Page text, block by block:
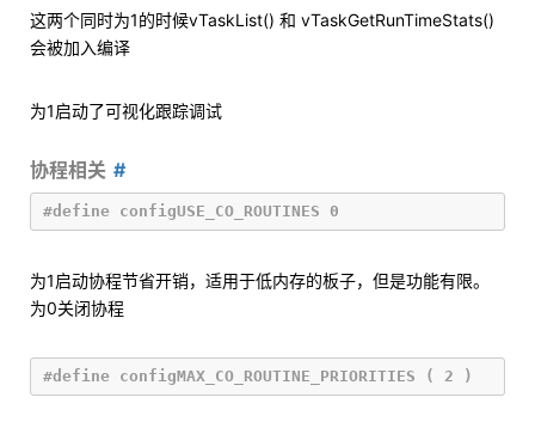
这两个同时为1的时候vTaskList() 和 vTaskGetRunTimeStats()
会被加入编译
为1启动了可视化跟踪调试
协程相关
为1启动协程节省开销，适用于低内存的板子，但是功能有限。
为0关闭协程